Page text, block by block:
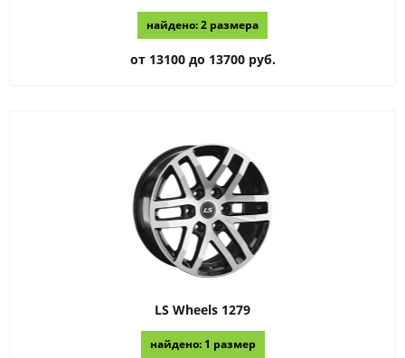
найдено: 2 размера
от 13100 до 13700 руб.
LS Wheels 1279
найдено: 1 размер